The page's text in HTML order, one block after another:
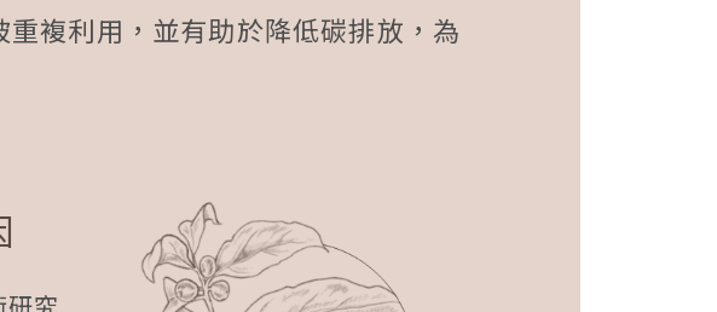
複利用，並有助於降低碳排放，為